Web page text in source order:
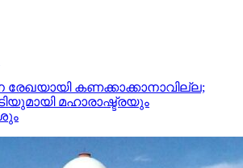
കണക്കാക്കാനാവില്ല;
മഹാരാഷ്ട്രയും